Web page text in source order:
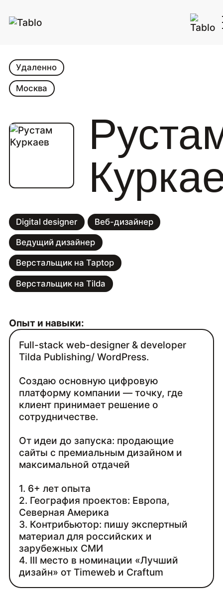
Digital designer Веб-дизайнер
Ведущий дизайнер
Верстальщик на Taptop
Верстальщик на Tilda
Удаленно
Москва
Опыт и навыки:
Full-stack web-designer & developer
Tilda Publishing/ WordPress.
Создаю основную цифровую
платформу компании — точку, где
клиент принимает решение о
сотрудничестве.
От идеи до запуска: продающие
сайты с премиальным дизайном и
максимальной отдачей
1. 6+ лет опыта
2. География проектов: Европа,
Северная Америка
3. Контрибьютор: пишу экспертный
материал для российских и
зарубежных СМИ
4. III место в номинации «Лучший
дизайн» от Timeweb и Craftum